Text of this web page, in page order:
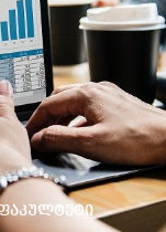
ფაკულტეტი